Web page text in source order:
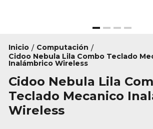
Inicio / Computación /
Cidoo Nebula Lila Combo Teclado
Inalámbrico Wireless
Cidoo Nebula Lila
Teclado Mecanico
Wireless